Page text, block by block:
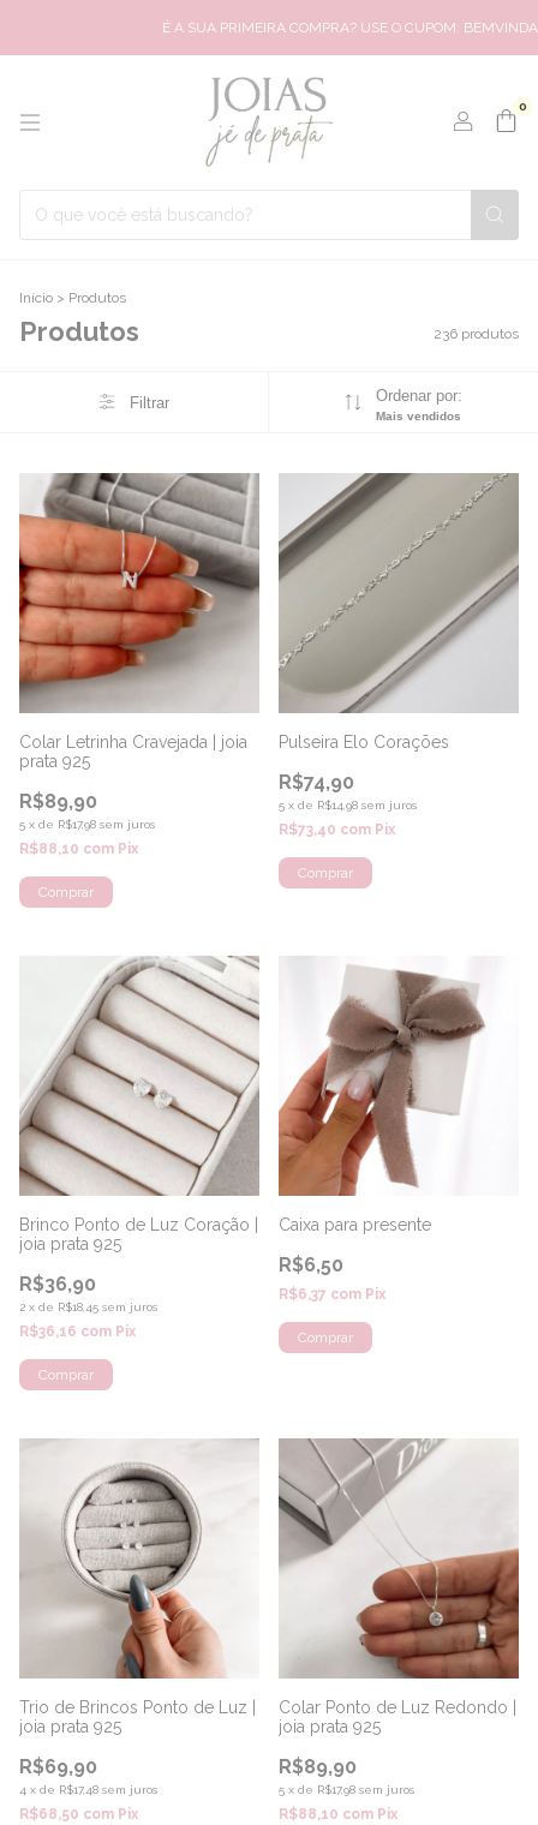
É A SUA PRIMEIRA COMPRA? USE O CUPOM: BEMVINDA8 🤍
0
Início > Produtos
Produtos 236 produtos
Filtrar Ordenar por:
Mais vendidos
Colar Letrinha Cravejada | joia
prata 925
R$89,90
5 x de R$17,98 sem juros
R$88,10 com Pix
Comprar
Pulseira Elo Corações
R$74,90
5 x de R$14,98 sem juros
R$73,40 com Pix
Brinco Ponto de Luz Coração |
joia prata 925
R$36,90
2 x de R$18,45 sem juros
R$36,16 com Pix
Caixa para presente
R$6,50
R$6,37 com Pix
Trio de Brincos Ponto de Luz |
joia prata 925
R$69,90
4 x de R$17,48 sem juros
R$68,50 com Pix
Colar Ponto de Luz Redondo |
joia prata 925
R$89,90
5 x de R$17,98 sem juros
R$88,10 com Pix